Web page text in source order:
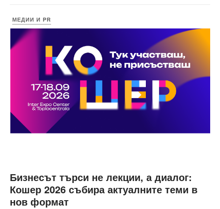
МЕДИИ И PR
Бизнесът търси не лекции, а диалог:
Кошер 2026 събира актуалните теми в
нов формат